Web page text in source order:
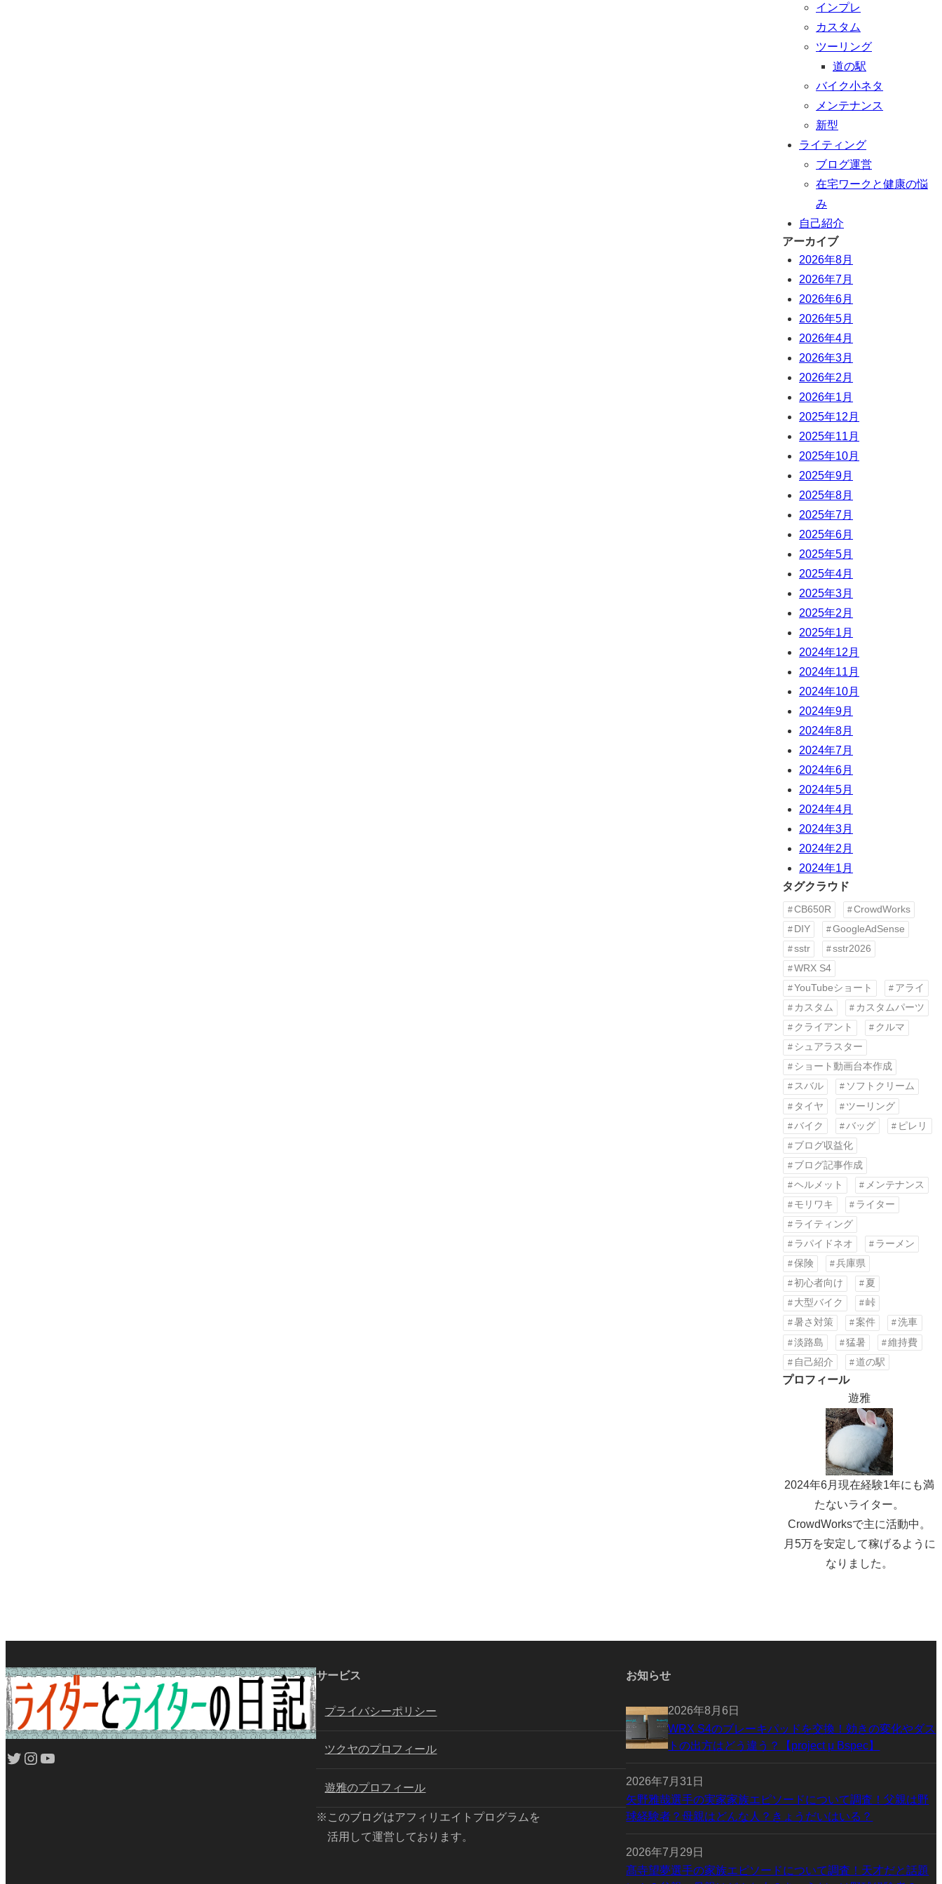
インプレ
カスタム
ツーリング
道の駅
バイク小ネタ
メンテナンス
新型
ライティング
ブログ運営
在宅ワークと健康の悩
み
自己紹介
アーカイブ
2026年8月
2026年7月
2026年6月
2026年5月
2026年4月
2026年3月
2026年2月
2026年1月
2025年12月
2025年11月
2025年10月
2025年9月
2025年8月
2025年7月
2025年6月
2025年5月
2025年4月
2025年3月
2025年2月
2025年1月
2024年12月
2024年11月
2024年10月
2024年9月
2024年8月
2024年7月
2024年6月
2024年5月
2024年4月
2024年3月
2024年2月
2024年1月
タグクラウド
CB650R
CrowdWorks
DIY
GoogleAdSense
sstr
sstr2026
WRX S4
YouTubeショート
アライ
カスタム
カスタムパーツ
クライアント
クルマ
シュアラスター
ショート動画台本作成
スバル
ソフトクリーム
タイヤ
ツーリング
バイク
バッグ
ピレリ
ブログ収益化
ブログ記事作成
ヘルメット
メンテナンス
モリワキ
ライター
ライティング
ラパイドネオ
ラーメン
保険
兵庫県
初心者向け
夏
大型バイク
峠
暑さ対策
案件
洗車
淡路島
猛暑
維持費
自己紹介
道の駅
プロフィール
遊雅
2024年6月現在経験1年にも満
たないライター。
CrowdWorksで主に活動中。
月5万を安定して稼げるように
なりました。
Twitter Instagram YouTube
サービス
プライバシーポリシー
ツクヤのプロフィール
遊雅のプロフィール
※このブログはアフィリエイトプログラムを
活用して運営しております。
お知らせ
2026年8月6日
WRX S4のブレーキパッドを交換！効きの変化やダス
トの出方はどう違う？【project μ Bspec】
2026年7月31日
矢野雅哉選手の実家家族エピソードについて調査！父親は野
球経験者？母親はどんな人？きょうだいはいる？
2026年7月29日
髙寺望夢選手の家族エピソードについて調査！天才だと話題